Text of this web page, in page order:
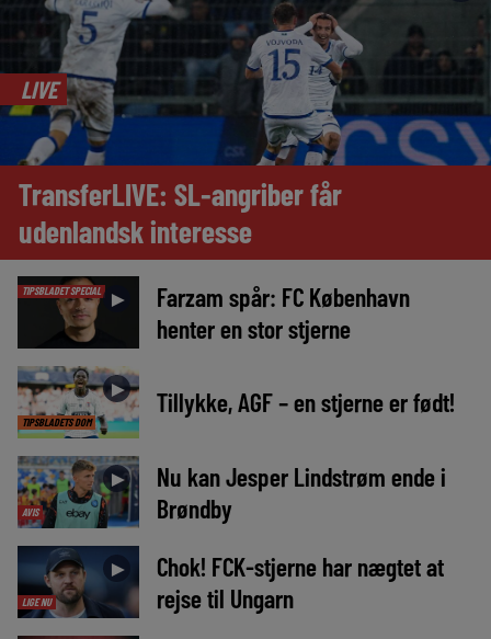
LIVE
TransferLIVE: SL-angriber får
udenlandsk interesse
TIPSBLADET SPECIAL ►
Farzam spår: FC København
henter en stor stjerne
TIPSBLADETS DOM
► Tillykke, AGF – en stjerne er født!
AVIS
►
Nu kan Jesper Lindstrøm ende i
Brøndby
LIGE NU
►
Chok! FCK-stjerne har nægtet at
rejse til Ungarn